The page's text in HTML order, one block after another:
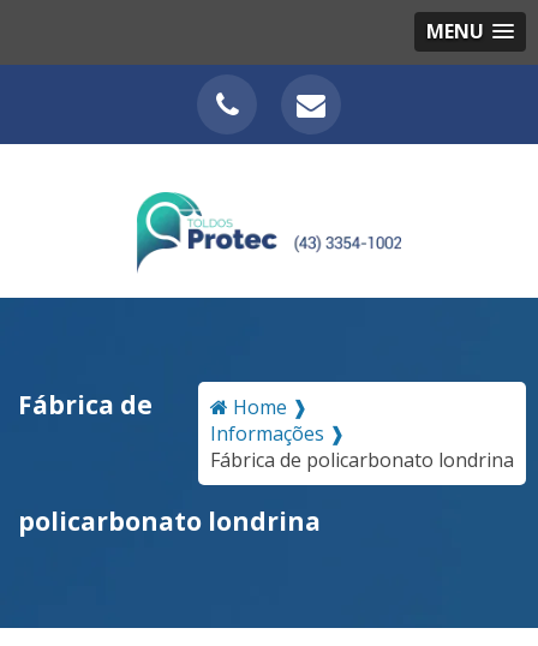
MENU
Home ❱
Informações ❱
Fábrica de policarbonato londrina
Fábrica de
policarbonato londrina